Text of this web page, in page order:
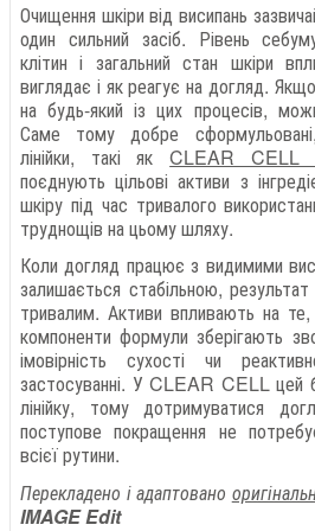
Очищення шкіри від висипань
один сильний засіб. Рівень
клітин і загальний стан шкіри
виглядає і як реагує на догляд.
на будь-який із цих процесів,
Саме тому добре сформульовані,
лінійки, такі якCLEAR CELL
поєднують цільові активи з
шкіру під час тривалого
труднощів на цьому шляху.
Коли догляд працює з видимими
залишається стабільною,
тривалим. Активи впливають на
компоненти формули зберігають
імовірність сухості чи
застосуванні. У CLEAR CELL цей
лінійку, тому дотримуватися
поступове покращення не
всієї рутини.
Перекладено і адаптовано
IMAGE Edit